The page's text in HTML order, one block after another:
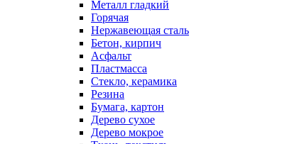
Металл гладкий
Горячая
Нержавеющая сталь
Бетон, кирпич
Асфальт
Пластмасса
Стекло, керамика
Резина
Бумага, картон
Дерево сухое
Дерево мокрое